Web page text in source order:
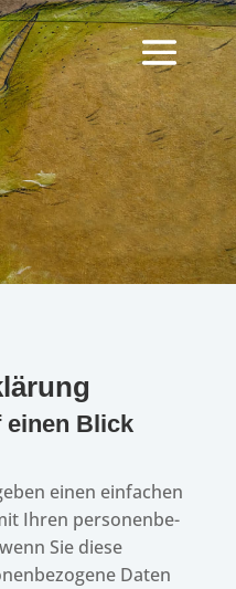
einen Blick
einen einfa­chen
Ihren perso­nen­be­
Sie diese
Daten